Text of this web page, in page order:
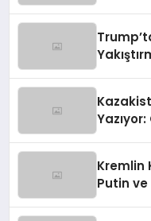
Kremlin
Putin ve